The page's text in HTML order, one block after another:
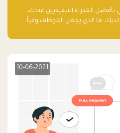
بأفضل المدراء التنفيذيين عندك،
ما الذي يجعل الموظف وفياً
10-06-2021